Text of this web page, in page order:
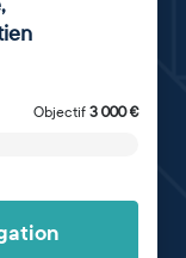
,
Objectif 3 000€